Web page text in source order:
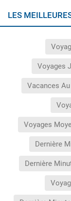
LES
Voyages
Vacances Au
Voyages
Dernière
Dernière